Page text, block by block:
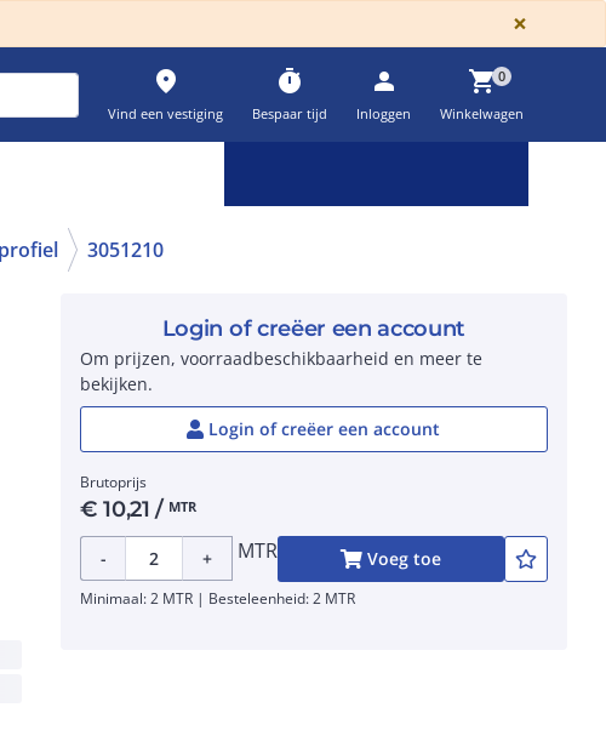
×
place
Vind een vestiging
timer
Bespaar tijd
person
Inloggen
shopping_cart0
Winkelwagen
3051210
Login of creëer een account
Om prijzen, voorraadbeschikbaarheid en meer te
bekijken.
Login of creëer een account
Brutoprijs
€10,21 / MTR
- + MTR Voeg toe
Minimaal: 2 MTR | Besteleenheid: 2 MTR